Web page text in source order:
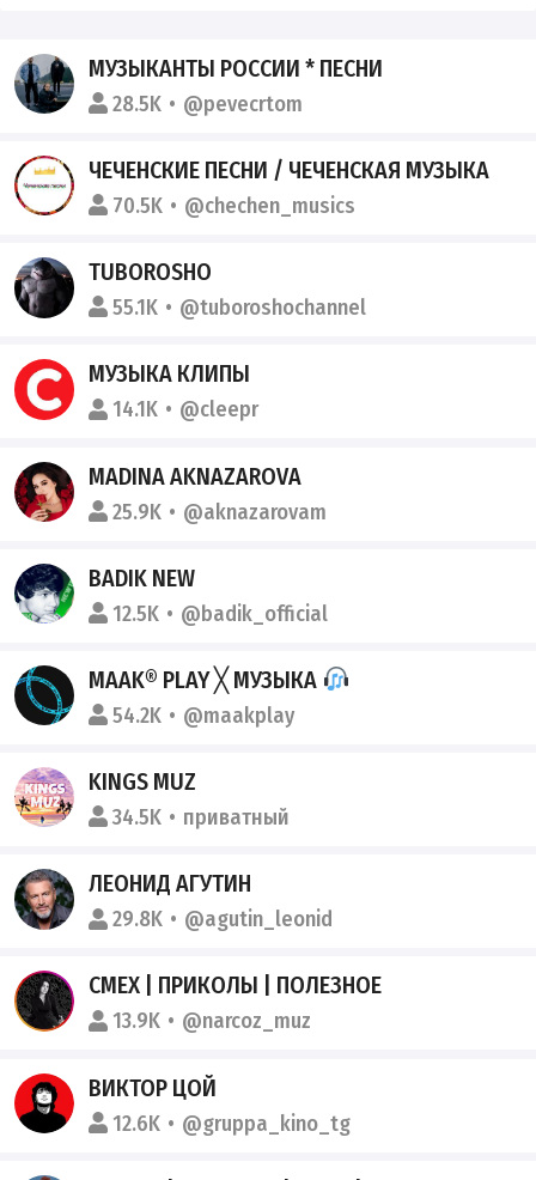
МУЗЫКАНТЫ РОССИИ * ПЕСНИ
28.5K @pevecrtom
ЧЕЧЕНСКИЕ ПЕСНИ / ЧЕЧЕНСКАЯ МУЗЫКА
70.5K @chechen_musics
TUBOROSHO
55.1K @tuboroshochannel
МУЗЫКА КЛИПЫ
14.1K @cleepr
MADINA AKNAZAROVA
25.9K @aknazarovam
BADIK NEW
12.5K @badik_official
MAAK® PLAY ╳ МУЗЫКА
54.2K @maakplay
KINGS MUZ
34.5K приватный
ЛЕОНИД АГУТИН
29.8K @agutin_leonid
СМЕХ | ПРИКОЛЫ | ПОЛЕЗНОЕ
13.9K @narcoz_muz
ВИКТОР ЦОЙ
12.6K @gruppa_kino_tg